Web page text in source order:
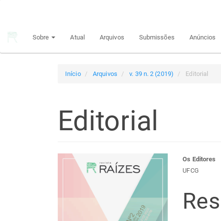
principal
Sobre Atual Arquivos Submissões Anúncios
Início Arquivos v. 39 n. 2 (2019) Editorial
Editorial
Barra
lateral
do
Os Editores
UFCG